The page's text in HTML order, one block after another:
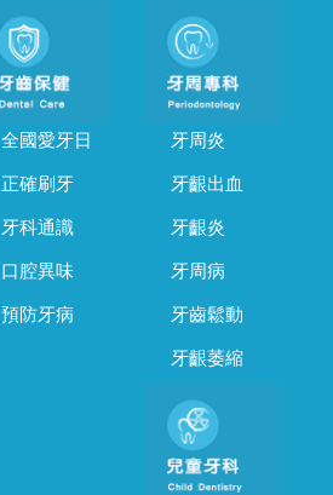
全國愛牙日
正確刷牙
牙科通識
口腔異味
預防牙病
牙周炎
牙齦出血
牙齦炎
牙周病
牙齒鬆動
牙齦萎縮